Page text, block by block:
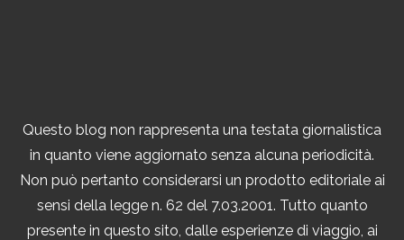
Questo blog non rappresenta una testata giornalistica
in quanto viene aggiornato senza alcuna periodicità.
Non può pertanto considerarsi un prodotto editoriale ai
sensi della legge n. 62 del 7.03.2001. Tutto quanto
presente in questo sito, dalle esperienze di viaggio, ai